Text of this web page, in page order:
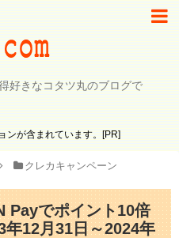
好きなコタツ丸のブログで
ンが含まれています。[PR]
クレカキャンペーン
Payでポイント10倍
年12月31日～2024年